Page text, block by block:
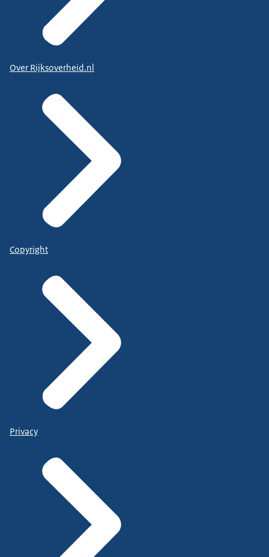
Over Rijksoverheid.nl
Copyright
Privacy